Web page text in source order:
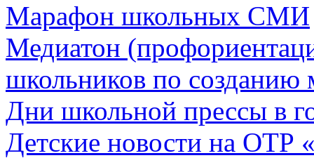
Марафон школьных СМИ
Медиатон
школьников по созданию
Дни школьной прессы в
Детские новости на ОТР